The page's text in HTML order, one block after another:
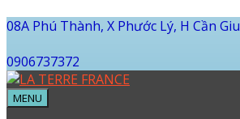
08A Phú Thành, X Phước Lý, H Cần
0906737372
MENU